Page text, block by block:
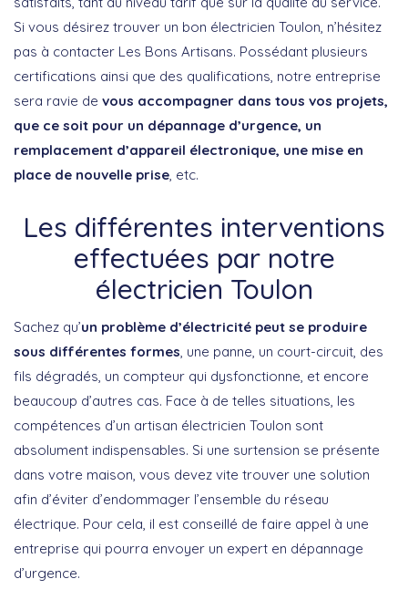
Si vous désirez trouver un bon électricien Toulon, n’hésitez
pas à contacter Les Bons Artisans. Possédant plusieurs
certifications ainsi que des qualifications, notre entreprise
sera ravie de vous accompagner dans tous vos projets,
que ce soit pour un dépannage d’urgence, un
remplacement d’appareil électronique, une mise en
place de nouvelle prise , etc.
Les différentes interventions
effectuées par notre
électricien Toulon
Sachez qu’un problème d’électricité peut se produire
sous différentes formes , une panne, un court-circuit, des
fils dégradés, un compteur qui dysfonctionne, et encore
beaucoup d’autres cas. Face à de telles situations, les
compétences d’un artisan électricien Toulon sont
absolument indispensables. Si une surtension se présente
dans votre maison, vous devez vite trouver une solution
afin d’éviter d’endommager l’ensemble du réseau
électrique. Pour cela, il est conseillé de faire appel à une
entreprise qui pourra envoyer un expert en dépannage
d’urgence.